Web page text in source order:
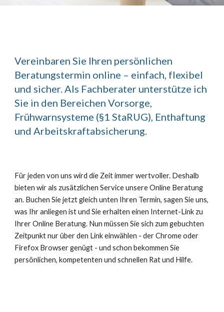
Vereinbaren Sie Ihren persönlichen
Beratungstermin online – einfach, flexibel
und sicher. Als Fachberater unterstütze ich
Sie in den Bereichen Vorsorge,
Frühwarnsysteme (§1 StaRUG), Enthaftung
und Arbeitskraftabsicherung.
Für jeden von uns wird die Zeit immer wertvoller. Deshalb
bieten wir als zusätzlichen Service unsere Online Beratung
an. Buchen Sie jetzt gleich unten Ihren Termin, sagen Sie uns,
was Ihr anliegen ist und Sie erhalten einen Internet-Link zu
Ihrer Online Beratung. Nun müssen Sie sich zum gebuchten
Zeitpunkt nur über den Link einwählen - der Chrome oder
Firefox Browser genügt - und schon bekommen Sie
persönlichen, kompetenten und schnellen Rat und Hilfe.